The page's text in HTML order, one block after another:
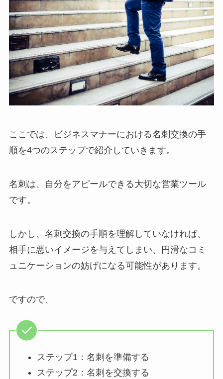
ここでは、ビジネスマナーにおける名刺交換の手
順を4つのステップで紹介していきます。
名刺は、自分をアピールできる大切な営業ツール
です。
しかし、名刺交換の手順を理解していなければ、
相手に悪いイメージを与えてしまい、円滑なコミ
ュニケーションの妨げになる可能性があります。
ですので、
ステップ1：名刺を準備する
ステップ2：名刺を交換する